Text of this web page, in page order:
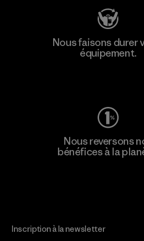
Nous faisons durer
équipement.
Nous reversons
bénéfices à la
Inscription à la newsletter